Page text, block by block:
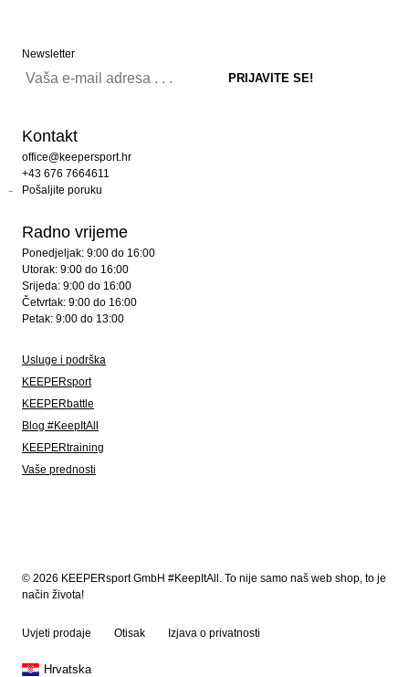
Newsletter
Kontakt
office@keepersport.hr
+43 676 7664611
Pošaljite poruku
Radno vrijeme
Ponedjeljak: 9:00 do 16:00
Utorak: 9:00 do 16:00
Srijeda: 9:00 do 16:00
Četvrtak: 9:00 do 16:00
Petak: 9:00 do 13:00
Usluge i podrška
KEEPERsport
KEEPERbattle
Blog #KeepItAll
KEEPERtraining
Vaše prednosti
© 2026 KEEPERsport GmbH #KeepItAll. To nije samo naš web shop, to je
način života!
Uvjeti prodaje Otisak Izjava o privatnosti
Hrvatska